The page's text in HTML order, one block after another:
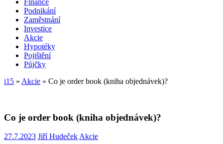
Finance
Podnikání
Zaměstnání
Investice
Akcie
Hypotéky
Pojištění
Půjčky
i15 » Akcie » Co je order book (kniha objednávek)?
Co je order book (kniha objednávek)?
27.7.2023 Jiří HudečekAkcie